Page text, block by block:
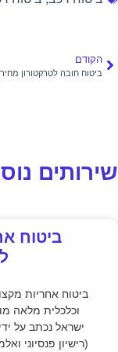
הקודם
ביטוח חובה לטרקטורון מחיר
שירותים
ביטוח
ביטוח אחריות
ישראל נכתב על
(רישיון פנסיוני